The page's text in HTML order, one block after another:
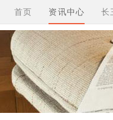
首页 资讯中心 长